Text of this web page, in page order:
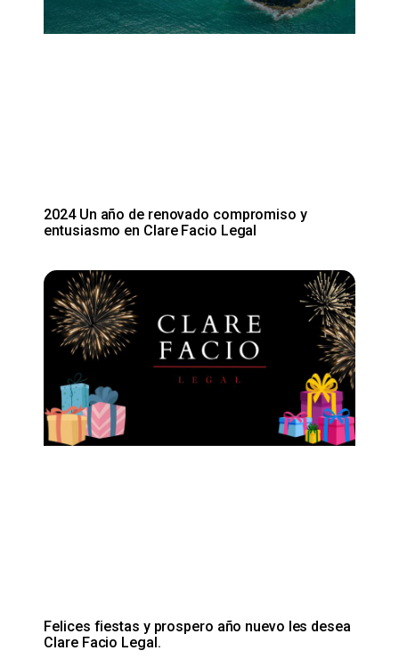
2024 Un año de renovado compromiso y
entusiasmo en Clare Facio Legal
Felices fiestas y prospero año nuevo les desea
Clare Facio Legal.